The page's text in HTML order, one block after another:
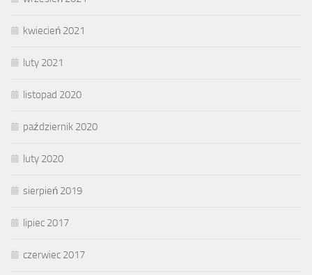
kwiecień 2021
luty 2021
listopad 2020
październik 2020
luty 2020
sierpień 2019
lipiec 2017
czerwiec 2017